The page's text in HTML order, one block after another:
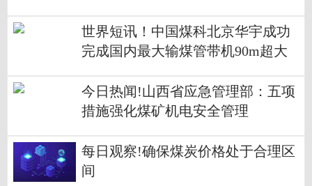
世界短讯！中国煤科北京华宇成功
完成国内最大输煤管带机90m超大
今日热闻!山西省应急管理部：五项
措施强化煤矿机电安全管理
每日观察!确保煤炭价格处于合理区
间